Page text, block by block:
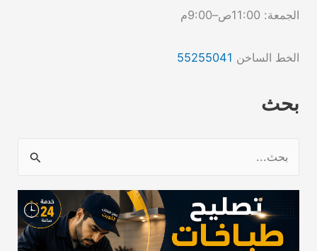
الجمعة: 11:00ص–9:00م
الخط الساخن 55255041
بحث